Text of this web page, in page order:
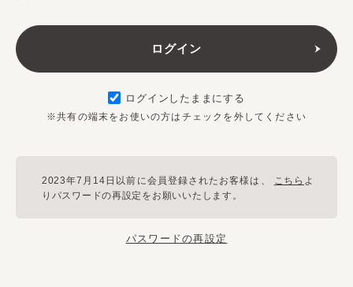
ログインしたままにする
※共有の端末をお使いの方はチェックを外してください
2023年7月14日以前に会員登録されたお客様は、 こちら よ
りパスワードの再設定をお願いいたします。
パスワードの再設定